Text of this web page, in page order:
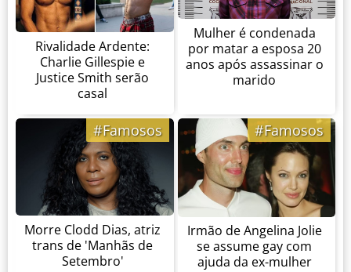
Rivalidade Ardente:
Charlie Gillespie e
Justice Smith serão
casal
Mulher é condenada
por matar a esposa 20
anos após assassinar o
marido
#Famosos
Morre Clodd Dias, atriz
trans de 'Manhãs de
Setembro'
#Famosos
Irmão de Angelina Jolie
se assume gay com
ajuda da ex-mulher